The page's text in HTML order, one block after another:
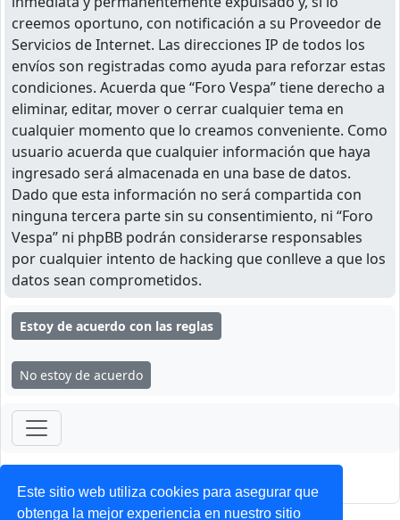
Este sitio web utiliza cookies para asegurar que
obtenga la mejor experiencia en nuestro sitio
creemos oportuno, con notificación a su Proveedor de
Servicios de Internet. Las direcciones IP de todos los
envíos son registradas como ayuda para reforzar estas
condiciones. Acuerda que “Foro Vespa” tiene derecho a
eliminar, editar, mover o cerrar cualquier tema en
cualquier momento que lo creamos conveniente. Como
usuario acuerda que cualquier información que haya
ingresado será almacenada en una base de datos.
Dado que esta información no será compartida con
ninguna tercera parte sin su consentimiento, ni “Foro
Vespa” ni phpBB podrán considerarse responsables
por cualquier intento de hacking que conlleve a que los
datos sean comprometidos.
ForoClub 2025
Privacidad| Condiciones